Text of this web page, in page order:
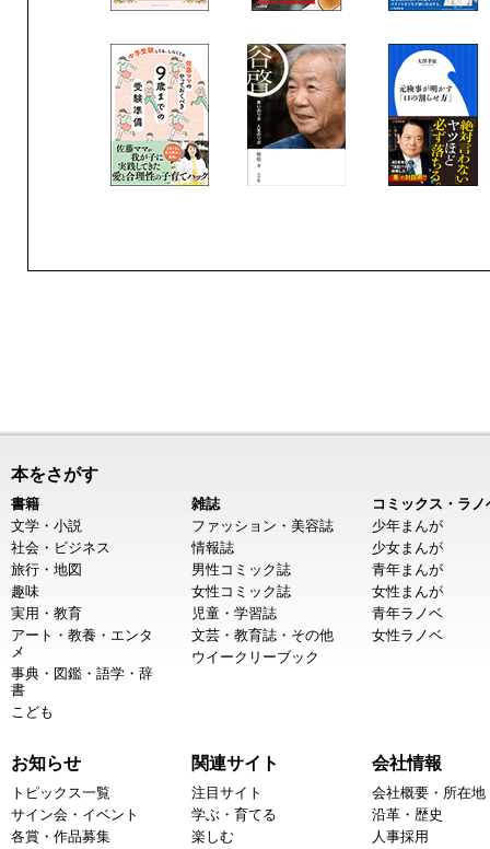
本をさがす
書籍
文学・小説
社会・ビジネス
旅行・地図
趣味
実用・教育
アート・教養・エンタ
メ
事典・図鑑・語学・辞
書
こども
雑誌
ファッション・美容誌
情報誌
男性コミック誌
女性コミック誌
児童・学習誌
文芸・教育誌・その他
ウイークリーブック
コミックス・ラノ
少年まんが
少女まんが
青年まんが
女性まんが
青年ラノベ
女性ラノベ
お知らせ
トピックス一覧
サイン会・イベント
各賞・作品募集
関連サイト
注目サイト
学ぶ・育てる
楽しむ
会社情報
会社概要・所在地
沿革・歴史
人事採用